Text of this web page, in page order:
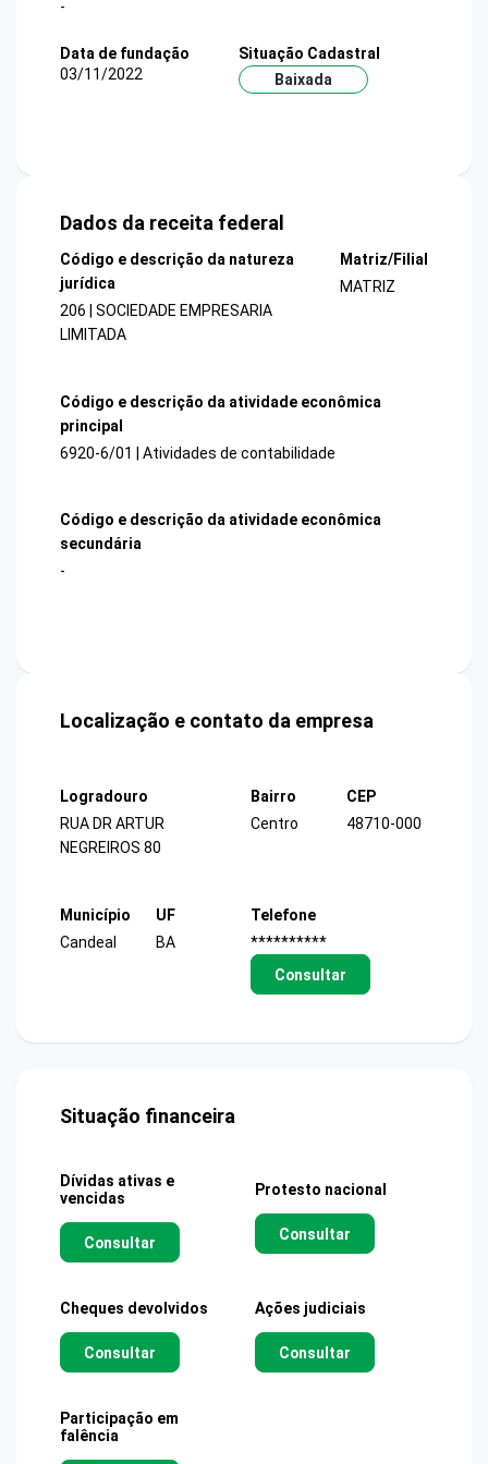
-
Data de fundação
03/11/2022
Situação Cadastral
Baixada
Dados da receita federal
Código e descrição da natureza
jurídica
206 | SOCIEDADE EMPRESARIA
LIMITADA
Matriz/Filial
MATRIZ
Código e descrição da atividade econômica
principal
6920-6/01 | Atividades de contabilidade
Código e descrição da atividade econômica
secundária
-
Localização e contato da empresa
Logradouro
RUA DR ARTUR
NEGREIROS 80
Bairro
Centro
CEP
48710-000
Município
Candeal
UF
BA
Telefone
**********
Consultar
Situação financeira
Dívidas ativas e
vencidas
Consultar
Protesto nacional
Consultar
Cheques devolvidos
Consultar
Ações judiciais
Consultar
Participação em
falência